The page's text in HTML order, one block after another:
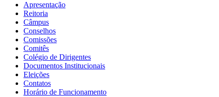
Apresentação
Reitoria
Câmpus
Conselhos
Comissões
Comitês
Colégio de Dirigentes
Documentos Institucionais
Eleições
Contatos
Horário de Funcionamento